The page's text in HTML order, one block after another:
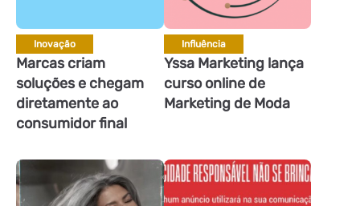
Inovação
Marcas criam
soluções e chegam
diretamente ao
consumidor final
Influência
Yssa Marketing lança
curso online de
Marketing de Moda